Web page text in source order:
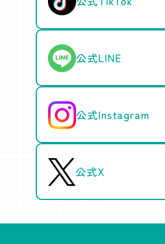
公式LINE
公式Instagram
公式X